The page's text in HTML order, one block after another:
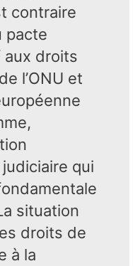
contraire
pacte
aux droits
l’ONU et
qui
situation
droits de
à la